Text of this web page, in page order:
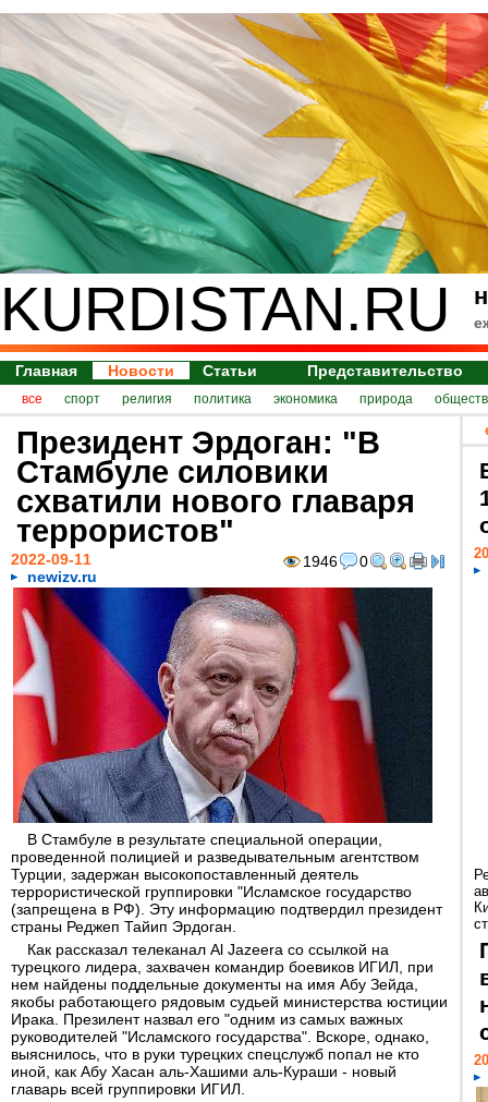
KURDISTAN.RU
Главная Новости Статьи Представительство
все спорт религия политика экономика природа
Президент Эрдоган: "В
Стамбуле силовики
схватили нового главаря
террористов"
1946 0
2022-09-11
newizv.ru
В Стамбуле в результате специальной операции,
проведенной полицией и разведывательным агентством
Турции, задержан высокопоставленный деятель
террористической группировки "Исламское государство
(запрещена в РФ). Эту информацию подтвердил президент
страны Реджеп Тайип Эрдоган.
Как рассказал телеканал Al Jazeera со ссылкой на
турецкого лидера, захвачен командир боевиков ИГИЛ, при
нем найдены поддельные документы на имя Абу Зейда,
якобы работающего рядовым судьей министерства юстиции
Ирака. Презилент назвал его "одним из самых важных
руководителей "Исламского государства". Вскоре, однако,
выяснилось, что в руки турецких спецслужб попал не кто
иной, как Абу Хасан аль-Хашими аль-Кураши - новый
главарь всей группировки ИГИЛ.